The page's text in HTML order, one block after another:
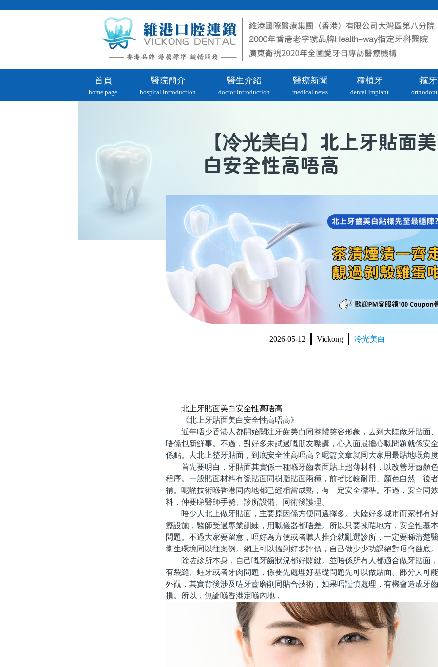
首頁
home page
醫院簡介
hospital introduction
醫生介紹
doctor introduction
醫療新聞
medical news
種植牙
dental implant
箍牙
【冷光美白 】北上牙貼面美
白安全性高唔高
2026-05-12 Vickong 冷光美白
北上牙貼面美白安全性高唔高
《北上牙貼面美白安全性高唔高》
近年唔少香港人都開始關注牙齒美白同整體笑容形象，去到大陸做牙貼面
唔係乜新鮮事。不過，對好多未試過嘅朋友嚟講，心入面最擔心嘅問題就係安
係點。去北上整牙貼面，到底安全性高唔高？呢篇文章就同大家用最貼地嘅角度
首先要明白，牙貼面其實係一種喺牙齒表面貼上超薄材料，以改善牙齒顏
程序。一般貼面材料有瓷貼面同樹脂貼面兩種，前者比較耐用、顏色自然，後
補。呢啲技術喺香港同內地都已經相當成熟，有一定安全標準。不過，安全同
料，仲要睇醫師手勢、診所設備、同術後護理。
唔少人北上做牙貼面，主要原因係方便同選擇多。大陸好多城市而家都有
療設施，醫師受過專業訓練，用嘅儀器都唔差。所以只要揀啱地方，安全性基
問題。不過大家要留意，唔好為方便或者聽人推介就亂選診所，一定要睇清楚
衛生環境同以往案例。網上可以搵到好多評價，自己做少少功課絕對唔會蝕底。
除咗診所本身，自己嘅牙齒狀況都好關鍵。並唔係所有人都適合做牙貼面
有裂縫、蛀牙或者牙肉問題，係要先處理好基礎問題先可以做貼面。部分人可
外觀，其實背後涉及咗牙齒磨削同貼合技術，如果唔謹慎處理，有機會造成牙
損。所以，無論喺香港定喺內地，